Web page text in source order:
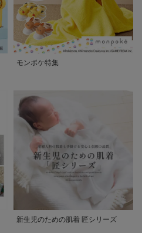
モンポケ特集
新生児のための肌着 匠シリーズ